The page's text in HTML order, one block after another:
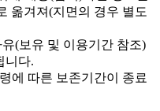
옮겨져(지면의 경우 별도
(보유 및 이용기간 참조)
니다.
에 따른 보존기간이 종료